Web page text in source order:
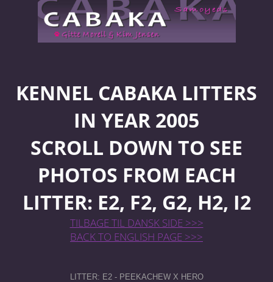
KENNEL CABAKA LITTERS
IN YEAR 2005
SCROLL DOWN TO SEE
PHOTOS FROM EACH
LITTER: E2, F2, G2, H2, I2
TILBAGE TIL DANSK SIDE >>>
BACK TO ENGLISH PAGE >>>
LITTER: E2 - PEEKACHEW X HERO